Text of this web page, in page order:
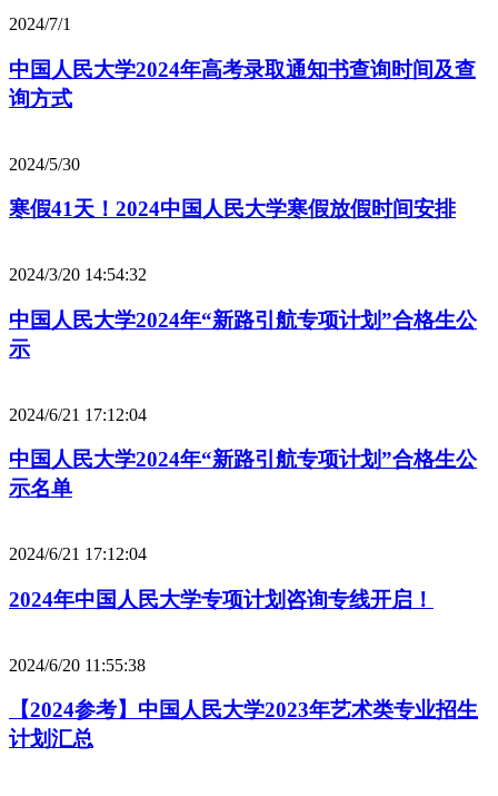
2024/7/1
中国人民大学2024年高考录取通知书查询时间及查
询方式
2024/5/30
寒假41天！2024中国人民大学寒假放假时间安排
2024/3/20 14:54:32
中国人民大学2024年“新路引航专项计划”合格生公
示
2024/6/21 17:12:04
中国人民大学2024年“新路引航专项计划”合格生公
示名单
2024/6/21 17:12:04
2024年中国人民大学专项计划咨询专线开启！
2024/6/20 11:55:38
【2024参考】中国人民大学2023年艺术类专业招生
计划汇总